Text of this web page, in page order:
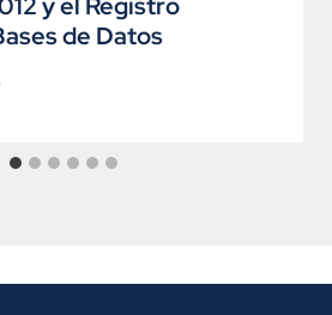
de Datos